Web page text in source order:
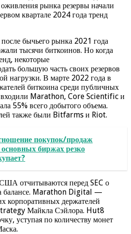
рынка резервы начали
квартале 2024 года тренд
бычьего рынка 2021 года
тысячи биткоинов. Но когда
некоторые
большую часть своих резервов
нагрузки. В марте 2022 года в
биткоина среди публичных
Marathon, Core Scientific и
55% всего добытого объема.
также были Bitfarms и Riot.
покупок/продаж
биржах резко
отчитываются перед SEC о
балансе. Marathon Digital —
корпоративных держателей
Майкла Сэйлора. Hut8
уступая по количеству монет